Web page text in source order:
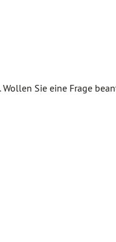
Sie eine Frage